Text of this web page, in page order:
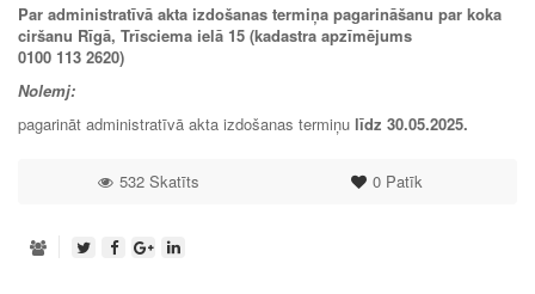
Par administratīvā akta izdošanas termiņa pagarināšanu par koka
ciršanu Rīgā, Trīsciema ielā 15 (kadastra apzīmējums
0100 113 2620)
Nolemj:
pagarināt administratīvā akta izdošanas termiņu līdz 30.05.2025.
0Patīk
532 Skatīts